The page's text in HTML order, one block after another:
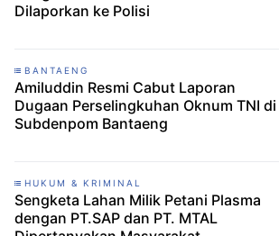
Dilaporkan ke Polisi
BANTAENG
Amiluddin Resmi Cabut Laporan
Dugaan Perselingkuhan Oknum TNI di
Subdenpom Bantaeng
HUKUM & KRIMINAL
Sengketa Lahan Milik Petani Plasma
dengan PT.SAP dan PT. MTAL